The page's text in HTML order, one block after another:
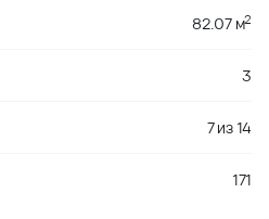
82.07 м2
3
7из14
171